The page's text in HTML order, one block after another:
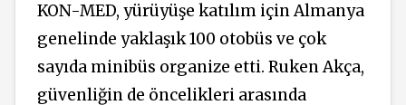
KON-MED, yürüyüşe katılım için Almanya
genelinde yaklaşık 100 otobüs ve çok
sayıda minibüs organize etti. Ruken Akça,
güvenliğin de öncelikleri arasında